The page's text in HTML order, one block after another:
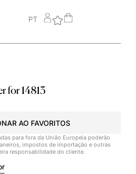
PT
for 14813
AO FAVORITOS
para fora da União Europeia poderão
impostos de importação e outras
responsabilidade do cliente.